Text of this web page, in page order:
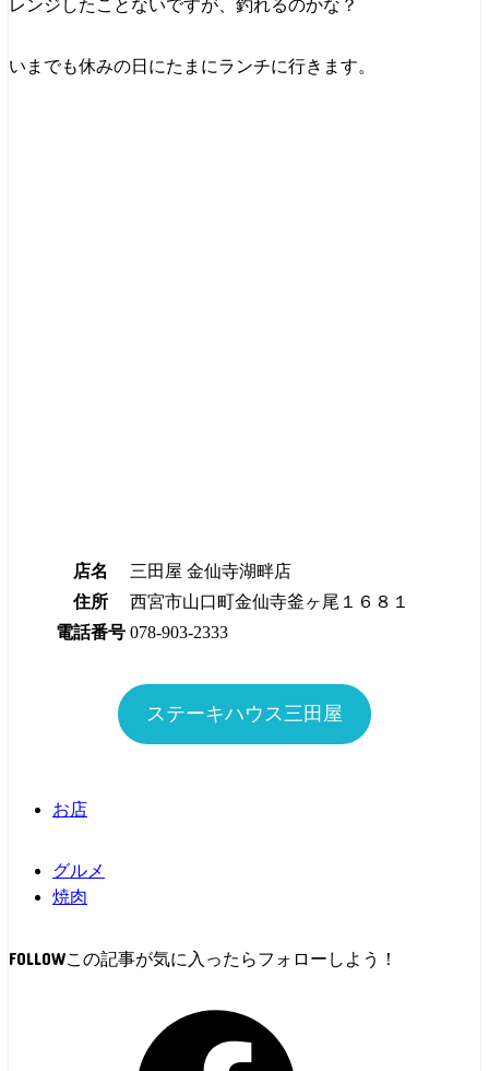
レンジしたことないですが、釣れるのかな？
いまでも休みの日にたまにランチに行きます。
店名
三田屋 金仙寺湖畔店
住所
西宮市山口町金仙寺釜ヶ尾１６８１
電話番号 078-903-2333
ステーキハウス三田屋
お店
グルメ
焼肉
FOLLOW